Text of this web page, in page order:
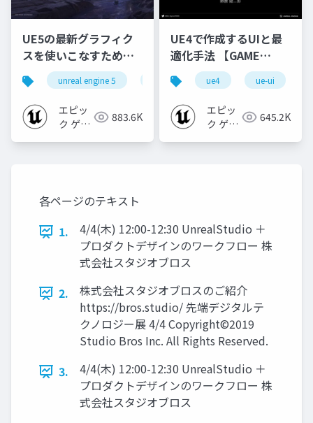
UE5の最新グラフィク
スを使いこなすための4
個の勘所
[CEDEC+KYUSHU
2023]
unreal engine 5 cedec cedec+kyushu
エピッ
ク ゲー
883.6K
UE4で作成するUIと最
適化手法 【GAME
CREATORS
CONFERENCE '20】
ue4 ue-ui
エピッ
ク ゲー
645.2K
各ページのテキスト
1.
4/4(木) 12:00-12:30 UnrealStudio ＋
プロダクトデザインのワークフロー 株
式会社スタジオブロス
2.
株式会社スタジオブロスのご紹介
https://bros.studio/ 先端デジタルテ
クノロジー展 4/4 Copyright©2019
Studio Bros Inc. All Rights Reserved.
3.
4/4(木) 12:00-12:30 UnrealStudio ＋
プロダクトデザインのワークフロー 株
式会社スタジオブロス